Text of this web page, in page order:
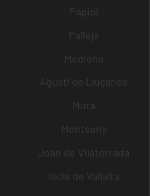
Papiol
Pallejà
Mediona
Agustí de Lluçanès
Mura
Montseny
Joan de Vilatorrada
Iscle de Vallalta